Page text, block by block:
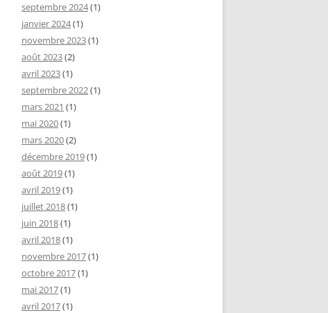
septembre 2024(1)
janvier 2024(1)
novembre 2023(1)
août 2023(2)
avril 2023(1)
septembre 2022(1)
mars 2021 (1)
mai 2020(1)
mars 2020(2)
décembre 2019(1)
août 2019(1)
avril 2019(1)
juillet 2018(1)
juin 2018(1)
avril 2018(1)
novembre 2017(1)
octobre 2017(1)
mai 2017(1)
avril 2017(1)